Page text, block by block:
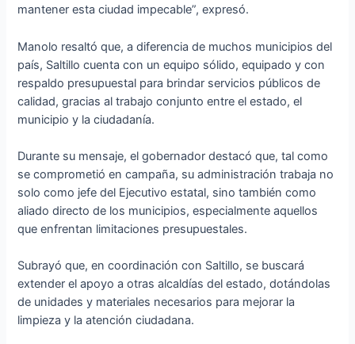
mantener esta ciudad impecable”, expresó.
Manolo resaltó que, a diferencia de muchos municipios del
país, Saltillo cuenta con un equipo sólido, equipado y con
respaldo presupuestal para brindar servicios públicos de
calidad, gracias al trabajo conjunto entre el estado, el
municipio y la ciudadanía.
Durante su mensaje, el gobernador destacó que, tal como
se comprometió en campaña, su administración trabaja no
solo como jefe del Ejecutivo estatal, sino también como
aliado directo de los municipios, especialmente aquellos
que enfrentan limitaciones presupuestales.
Subrayó que, en coordinación con Saltillo, se buscará
extender el apoyo a otras alcaldías del estado, dotándolas
de unidades y materiales necesarios para mejorar la
limpieza y la atención ciudadana.